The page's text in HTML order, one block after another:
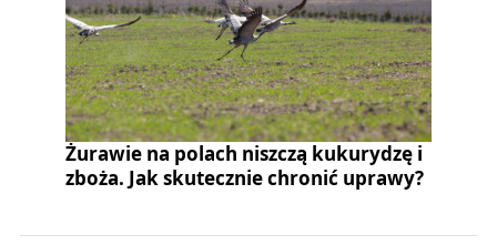
Żurawie na polach niszczą kukurydzę i
zboża. Jak skutecznie chronić uprawy?